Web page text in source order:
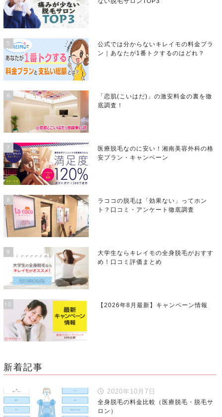
5
公式では分からないキレイモの料金プラ
ン｜あなたが1番トクするのはどれ？
6
「恋肌(こいはだ)」の激安料金の裏を徹
底調査！
7
医療脱毛なのに安い！湘南美容外科の格
安プラン・キャンペーン
8
ラココの脱毛は「効果ない」ってホン
ト？口コミ・アンケート徹底調査
9
大学生ならキレイモの全身脱毛がおすす
め！口コミ評価まとめ
10 【2026年8月最新】キャンペーン情報
新着記事
2020年10月7日
全身脱毛の料金比較（医療脱毛・脱毛サ
ロン）